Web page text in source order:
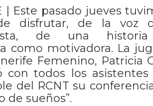
| Este pasado jueves
disfrutar, de la voz
de una
como motivadora. La
Femenino, Patricia
con todos los
del RCNT su
de sueños”.